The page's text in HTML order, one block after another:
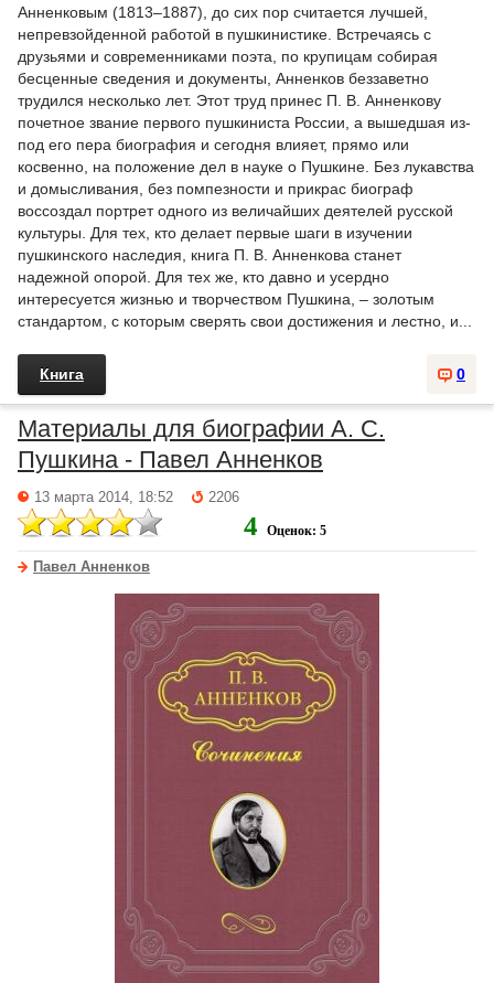
Анненковым (1813–1887), до сих пор считается лучшей,
непревзойденной работой в пушкинистике. Встречаясь с
друзьями и современниками поэта, по крупицам собирая
бесценные сведения и документы, Анненков беззаветно
трудился несколько лет. Этот труд принес П. В. Анненкову
почетное звание первого пушкиниста России, а вышедшая из-
под его пера биография и сегодня влияет, прямо или
косвенно, на положение дел в науке о Пушкине. Без лукавства
и домысливания, без помпезности и прикрас биограф
воссоздал портрет одного из величайших деятелей русской
культуры. Для тех, кто делает первые шаги в изучении
пушкинского наследия, книга П. В. Анненкова станет
надежной опорой. Для тех же, кто давно и усердно
интересуется жизнью и творчеством Пушкина, – золотым
стандартом, с которым сверять свои достижения и лестно, и...
0
Книга
Материалы для биографии А. С.
Пушкина - Павел Анненков
13 марта 2014, 18:52 2206
4 Оценок: 5
Павел Анненков